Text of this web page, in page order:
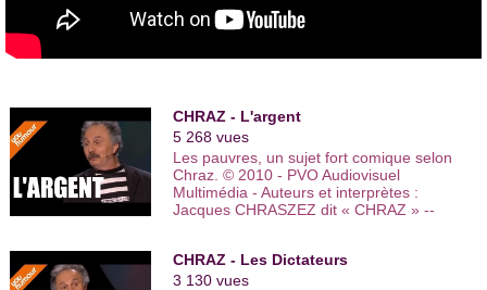
Ensemble, ils signent un spectacle entier. Ils se produisent en
première partie d'Eddy Mitchell à L'Olympia
semaines avant d'occuper le
pendant 3 mois. Le duo de chansons et de sketches
Société tu mourras pas".
De 1996 à 1997, Chraz écrit pour
les Guignols
sous la
direction de Bruno Gaccio àCanal+.
Cinq ans après son départ de "Rien à cirer", Chraz revient sur
France Interpour faire partie de l'équipe des "Agités du J.T.
Violet.
CHRAZ - L'argent
5 268 vues
Les pauvres, un sujet fort comique selon
Chraz. © 2010 - PVO Audiovisuel
Multimédia - Auteurs et interprètes :
Jacques CHRASZEZ dit « CHRAZ » --
CHRAZ - Les Dictateurs
3 130 vues